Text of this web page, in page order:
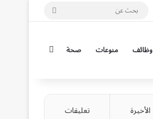
مقال عشوائي
وظائف منوعات صحة
الأخيرة تعليقات